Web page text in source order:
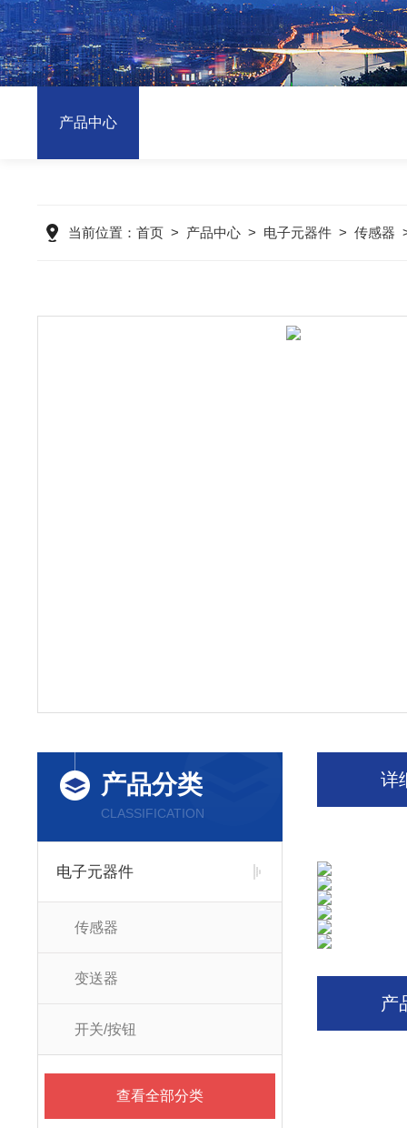
产品中心
当前位置： 首页> 产品中心> 电子元器件> 传感器
产品分类
CLASSIFICATION
电子元器件
传感器
变送器
开关/按钮
查看全部分类
详
产